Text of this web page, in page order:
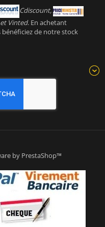
Cdiscount,
Vinted. En achetant
de notre stock
by PrestaShop™